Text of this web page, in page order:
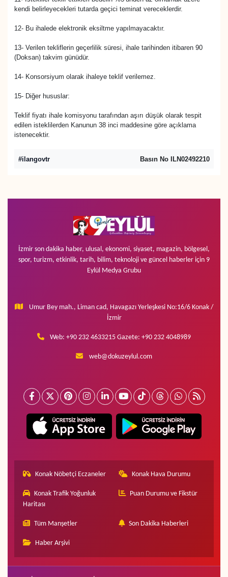
kendi belirleyecekleri tutarda geçici teminat vereceklerdir.
12- Bu ihalede elektronik eksiltme yapılmayacaktır.
13- Verilen tekliflerin geçerlilik süresi, ihale tarihinden itibaren 90
(Doksan) takvim günüdür.
14- Konsorsiyum olarak ihaleye teklif verilemez.
15- Diğer hususlar:
Teklif fiyatı ihale komisyonu tarafından aşırı düşük olarak tespit
edilen isteklilerden Kanunun 38 inci maddesine göre açıklama
istenecektir.
#ilangovtr Basın No ILN02492210
İzmir son dakika haber, ulusal, ekonomi, siyaset, magazin, bölgesel,
spor, turizm, etkinlik, tarih, bilim, teknoloji ve güncel haberler için 9
Eylül Medya Grubu
Umur Bey mah., Liman cad, Havagazı Yerleşkesi No:16/6 Konak /
İzmir
Web: +90 232 4633215 Gazete: +90 232 4048989
web@dokuzeylul.com
Konak Nöbetçi Eczaneler Konak Hava Durumu
Konak Trafik Yoğunluk
Haritası
Puan Durumu ve Fikstür
Tüm Manşetler Son Dakika Haberleri
Haber Arşivi